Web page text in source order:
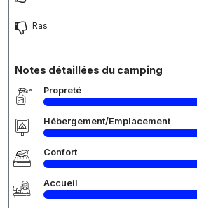
Ras
Notes détaillées du camping
Propreté
Hébergement/Emplacement
Confort
Accueil